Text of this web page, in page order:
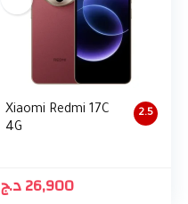
2.5
Xiaomi Redmi 17C
4G
26,900د.ج